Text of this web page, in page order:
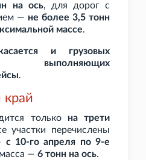
на ось, для дорог с
— не более 3,5 тонн
массе.
и грузовых
выполняющих
.
край
только на трети
участки перечислены
с 10-го апреля по 9-е
— 6 тонн на ось.